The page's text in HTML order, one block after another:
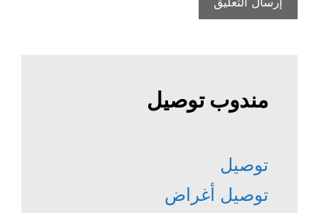
مندوب توصيل
توصيل
توصيل أغراض